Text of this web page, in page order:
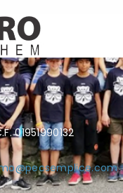
01951990132